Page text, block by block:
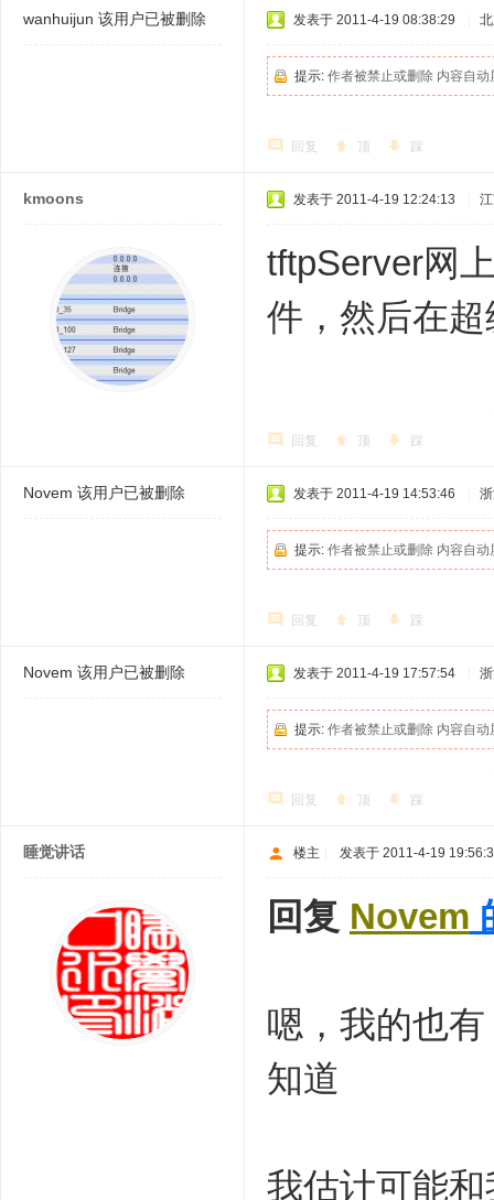
wanhuijun 该用户已被删除 发表于 2011-4-19 08:38:29
提示: 作者被禁止或删除 内容自动
回复 顶 踩
kmoons 发表于 2011-4-19 12:24:13
tftpServer网
件，然后在
回复 顶 踩
Novem 该用户已被删除 发表于 2011-4-19 14:53:46
提示: 作者被禁止或删除 内容自动
回复 顶 踩
Novem 该用户已被删除 发表于 2011-4-19 17:57:54
提示: 作者被禁止或删除 内容自动
回复 顶 踩
睡觉讲话 楼主 发表于 2011-4-19
回复 Novem
嗯，我的也
知道
我估计可能